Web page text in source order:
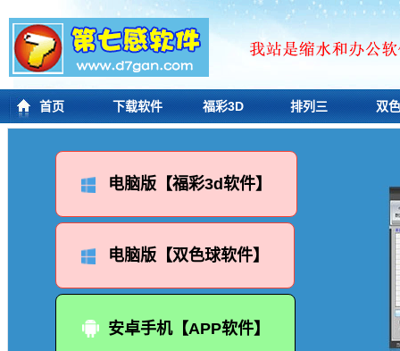
首页 下载软件 福彩3D 排列三 双
电脑版【福彩3d软件】
电脑版【双色球软件】
安卓手机【APP软件】